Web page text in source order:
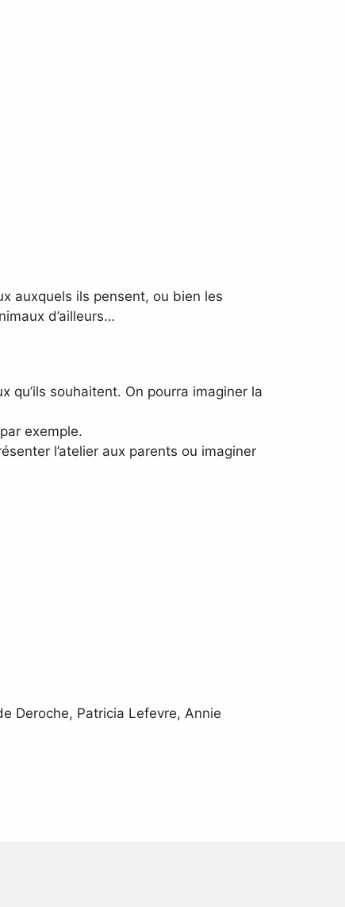
auxquels ils pensent, ou bien les
d’ailleurs…
qu’ils souhaitent. On pourra imaginer la
exemple.
l’atelier aux parents ou imaginer
Deroche, Patricia Lefevre, Annie